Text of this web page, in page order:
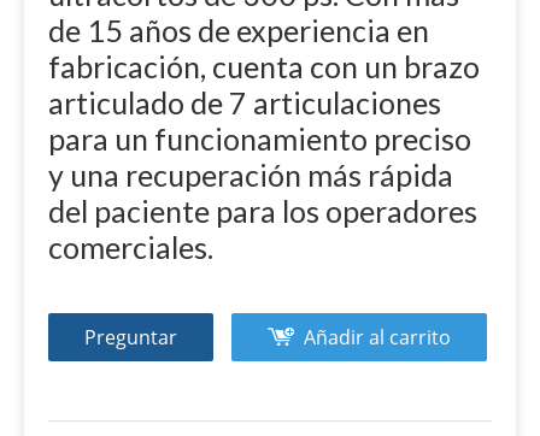
de 15 años de experiencia en
fabricación, cuenta con un brazo
articulado de 7 articulaciones
para un funcionamiento preciso
y una recuperación más rápida
del paciente para los operadores
comerciales.
Preguntar Añadir al carrito